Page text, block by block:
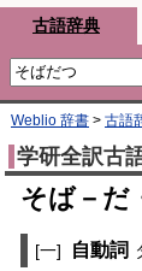
古語辞典
Weblio 辞書 > 古語
学研全訳古
そば－だ
[一] 自動詞